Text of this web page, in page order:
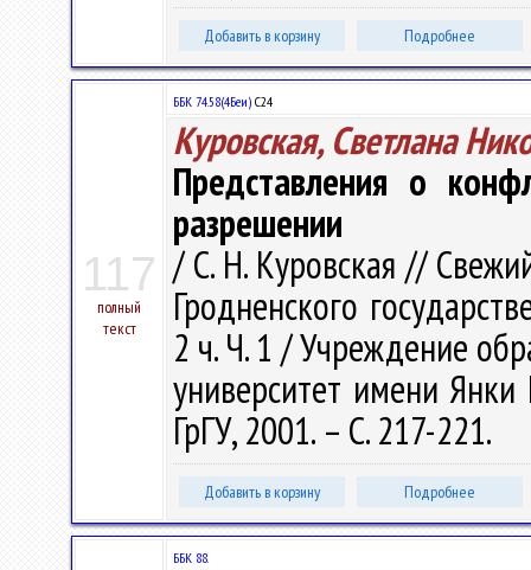
Добавить в корзину Подробнее
117
полный
текст
ББК 74.58(4Беи) С24
Куровская, Светлана
Представления о
разрешении
/ С. Н. Куровская //
Гродненского
2 ч. Ч. 1 / Учреждение
университет имени
ГрГУ, 2001. – С. 217-221.
Добавить в корзину Подробнее
ББК 88.